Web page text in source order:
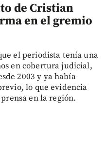
de Cristian
en el gremio
el periodista tenía una
en cobertura judicial,
2003 y ya había
lo que evidencia
en la región.